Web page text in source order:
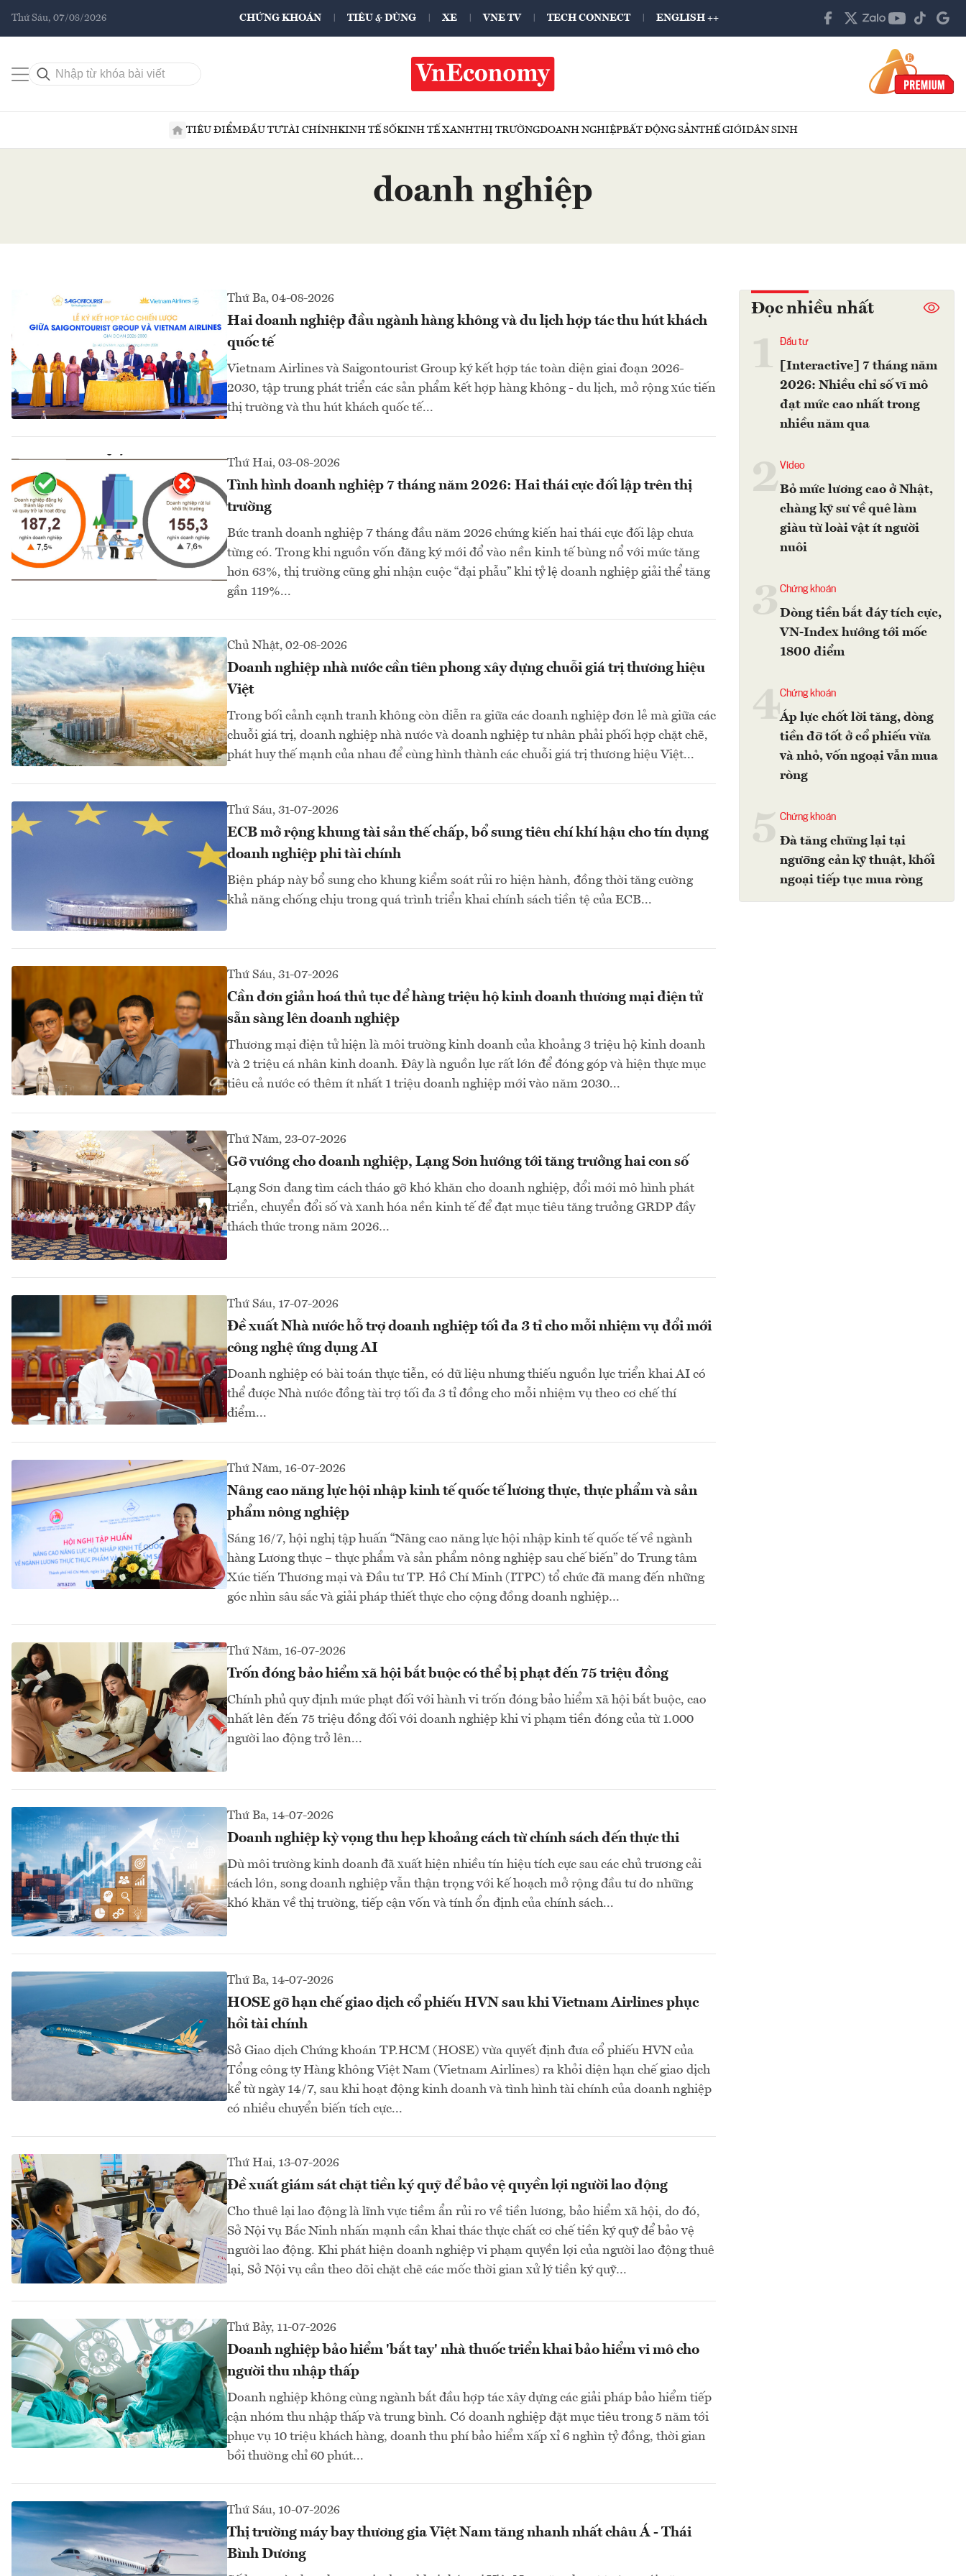
Thứ Sáu, 07/08/2026 CHỨNG KHOÁN TIÊU & DÙNG XE VNE TV TECH CONNECT ENGLISH ++
TIÊU ĐIỂMĐẦU TƯTÀI CHÍNHKINH TẾ SỐKINH TẾ XANHTHỊ TRƯỜNGDOANH NGHIỆPBẤT ĐỘNG SẢNTHẾ GIỚIDÂN SINH
doanh nghiệp
Thứ Ba, 04-08-2026
Hai doanh nghiệp đầu ngành hàng không và du lịch hợp tác thu hút khách
quốc tế
Vietnam Airlines và Saigontourist Group ký kết hợp tác toàn diện giai đoạn 2026-
2030, tập trung phát triển các sản phẩm kết hợp hàng không - du lịch, mở rộng xúc tiến
thị trường và thu hút khách quốc tế...
Thứ Hai, 03-08-2026
Tình hình doanh nghiệp 7 tháng năm 2026: Hai thái cực đối lập trên thị
trường
Bức tranh doanh nghiệp 7 tháng đầu năm 2026 chứng kiến hai thái cực đối lập chưa
từng có. Trong khi nguồn vốn đăng ký mới đổ vào nền kinh tế bùng nổ với mức tăng
hơn 63%, thị trường cũng ghi nhận cuộc “đại phẫu” khi tỷ lệ doanh nghiệp giải thể tăng
gần 119%...
Chủ Nhật, 02-08-2026
Doanh nghiệp nhà nước cần tiên phong xây dựng chuỗi giá trị thương hiệu
Việt
Trong bối cảnh cạnh tranh không còn diễn ra giữa các doanh nghiệp đơn lẻ mà giữa các
chuỗi giá trị, doanh nghiệp nhà nước và doanh nghiệp tư nhân phải phối hợp chặt chẽ,
phát huy thế mạnh của nhau để cùng hình thành các chuỗi giá trị thương hiệu Việt...
Thứ Sáu, 31-07-2026
ECB mở rộng khung tài sản thế chấp, bổ sung tiêu chí khí hậu cho tín dụng
doanh nghiệp phi tài chính
Biện pháp này bổ sung cho khung kiểm soát rủi ro hiện hành, đồng thời tăng cường
khả năng chống chịu trong quá trình triển khai chính sách tiền tệ của ECB...
Thứ Sáu, 31-07-2026
Cần đơn giản hoá thủ tục để hàng triệu hộ kinh doanh thương mại điện tử
sẵn sàng lên doanh nghiệp
Thương mại điện tử hiện là môi trường kinh doanh của khoảng 3 triệu hộ kinh doanh
và 2 triệu cá nhân kinh doanh. Đây là nguồn lực rất lớn để đóng góp và hiện thực mục
tiêu cả nước có thêm ít nhất 1 triệu doanh nghiệp mới vào năm 2030...
Thứ Năm, 23-07-2026
Gỡ vướng cho doanh nghiệp, Lạng Sơn hướng tới tăng trưởng hai con số
Lạng Sơn đang tìm cách tháo gỡ khó khăn cho doanh nghiệp, đổi mới mô hình phát
triển, chuyển đổi số và xanh hóa nền kinh tế để đạt mục tiêu tăng trưởng GRDP đầy
thách thức trong năm 2026…
Thứ Sáu, 17-07-2026
Đề xuất Nhà nước hỗ trợ doanh nghiệp tối đa 3 tỉ cho mỗi nhiệm vụ đổi mới
công nghệ ứng dụng AI
Doanh nghiệp có bài toán thực tiễn, có dữ liệu nhưng thiếu nguồn lực triển khai AI có
thể được Nhà nước đồng tài trợ tối đa 3 tỉ đồng cho mỗi nhiệm vụ theo cơ chế thí
điểm...
Thứ Năm, 16-07-2026
Nâng cao năng lực hội nhập kinh tế quốc tế lương thực, thực phẩm và sản
phẩm nông nghiệp
Sáng 16/7, hội nghị tập huấn “Nâng cao năng lực hội nhập kinh tế quốc tế về ngành
hàng Lương thực – thực phẩm và sản phẩm nông nghiệp sau chế biến” do Trung tâm
Xúc tiến Thương mại và Đầu tư TP. Hồ Chí Minh (ITPC) tổ chức đã mang đến những
góc nhìn sâu sắc và giải pháp thiết thực cho cộng đồng doanh nghiệp…
Thứ Năm, 16-07-2026
Trốn đóng bảo hiểm xã hội bắt buộc có thể bị phạt đến 75 triệu đồng
Chính phủ quy định mức phạt đối với hành vi trốn đóng bảo hiểm xã hội bắt buộc, cao
nhất lên đến 75 triệu đồng đối với doanh nghiệp khi vi phạm tiền đóng của từ 1.000
người lao động trở lên...
Thứ Ba, 14-07-2026
Doanh nghiệp kỳ vọng thu hẹp khoảng cách từ chính sách đến thực thi
Dù môi trường kinh doanh đã xuất hiện nhiều tín hiệu tích cực sau các chủ trương cải
cách lớn, song doanh nghiệp vẫn thận trọng với kế hoạch mở rộng đầu tư do những
khó khăn về thị trường, tiếp cận vốn và tính ổn định của chính sách...
Thứ Ba, 14-07-2026
HOSE gỡ hạn chế giao dịch cổ phiếu HVN sau khi Vietnam Airlines phục
hồi tài chính
Sở Giao dịch Chứng khoán TP.HCM (HOSE) vừa quyết định đưa cổ phiếu HVN của
Tổng công ty Hàng không Việt Nam (Vietnam Airlines) ra khỏi diện hạn chế giao dịch
kể từ ngày 14/7, sau khi hoạt động kinh doanh và tình hình tài chính của doanh nghiệp
có nhiều chuyển biến tích cực...
Thứ Hai, 13-07-2026
Đề xuất giám sát chặt tiền ký quỹ để bảo vệ quyền lợi người lao động
Cho thuê lại lao động là lĩnh vực tiềm ẩn rủi ro về tiền lương, bảo hiểm xã hội, do đó,
Sở Nội vụ Bắc Ninh nhấn mạnh cần khai thác thực chất cơ chế tiền ký quỹ để bảo vệ
người lao động. Khi phát hiện doanh nghiệp vi phạm quyền lợi của người lao động thuê
lại, Sở Nội vụ cần theo dõi chặt chẽ các mốc thời gian xử lý tiền ký quỹ…
Thứ Bảy, 11-07-2026
Doanh nghiệp bảo hiểm 'bắt tay' nhà thuốc triển khai bảo hiểm vi mô cho
người thu nhập thấp
Doanh nghiệp không cùng ngành bắt đầu hợp tác xây dựng các giải pháp bảo hiểm tiếp
cận nhóm thu nhập thấp và trung bình. Có doanh nghiệp đặt mục tiêu trong 5 năm tới
phục vụ 10 triệu khách hàng, doanh thu phí bảo hiểm xấp xỉ 6 nghìn tỷ đồng, thời gian
bồi thường chỉ 60 phút...
Thứ Sáu, 10-07-2026
Thị trường máy bay thương gia Việt Nam tăng nhanh nhất châu Á - Thái
Bình Dương
Đọc nhiều nhất
Đầu tư
[Interactive] 7 tháng năm
2026: Nhiều chỉ số vĩ mô
đạt mức cao nhất trong
nhiều năm qua
2Video
Bỏ mức lương cao ở Nhật,
chàng kỹ sư về quê làm
giàu từ loài vật ít người
nuôi
Chứng khoán
Dòng tiền bắt đáy tích cực,
VN-Index hướng tới mốc
1800 điểm
4Chứng khoán
Áp lực chốt lời tăng, dòng
tiền đỡ tốt ở cổ phiếu vừa
và nhỏ, vốn ngoại vẫn mua
ròng
Chứng khoán
Đà tăng chững lại tại
ngưỡng cản kỹ thuật, khối
ngoại tiếp tục mua ròng